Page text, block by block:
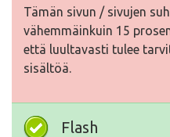
Tämän sivun / sivujen
vähemmäinkuin 15
että luultavasti tulee
sisältöä.
Flash